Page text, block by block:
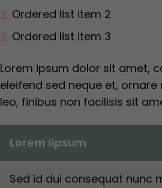
Ordered list item 2
Ordered list item 3
Lorem ipsum dolor sit amet,
eleifend sed neque et,
leo, finibus non facilisis sit
Lorem lipsum
Sed id dui consequat nunc